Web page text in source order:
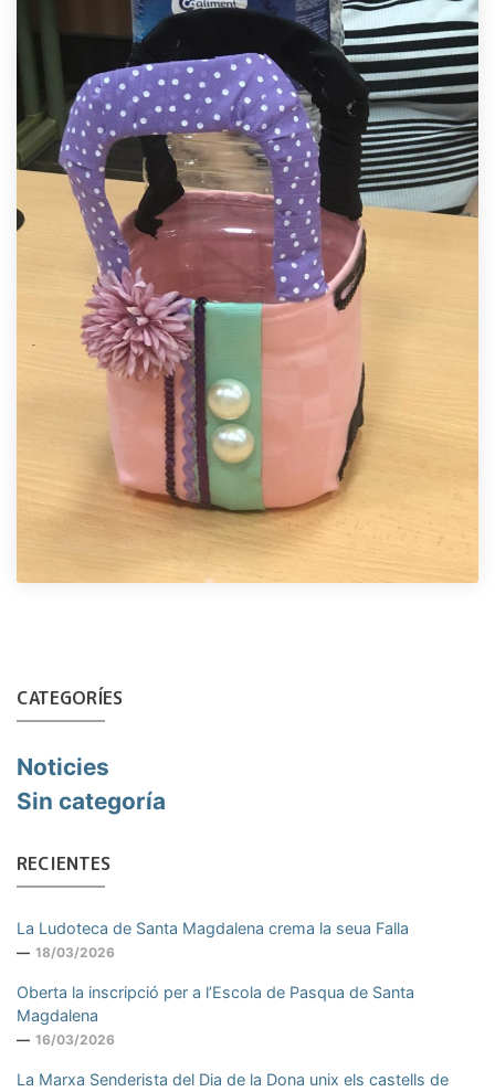
CATEGORÍES
Noticies
Sin categoría
RECIENTES
La Ludoteca de Santa Magdalena crema la seua Falla
18/03/2026
Oberta la inscripció per a l’Escola de Pasqua de Santa
Magdalena
16/03/2026
La Marxa Senderista del Dia de la Dona unix els castells de